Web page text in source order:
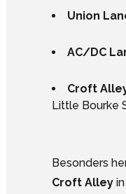
Union
AC/DC
Croft
Little Bourke
Besonders
Croft Alley